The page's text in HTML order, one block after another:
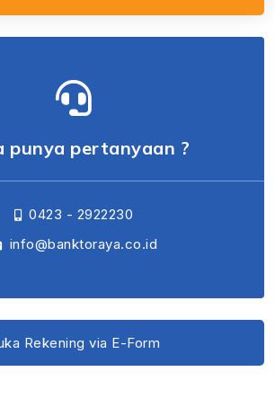
punya pertanyaan ?
0423 - 2922230
info@banktoraya.co.id
Rekening via E-Form